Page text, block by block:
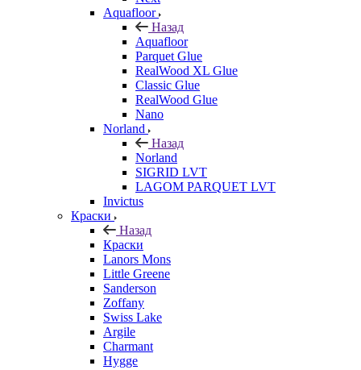
Aquafloor
Назад
Aquafloor
Parquet Glue
RealWood XL Glue
Classic Glue
RealWood Glue
Nano
Norland
Назад
Norland
SIGRID LVT
LAGOM PARQUET LVT
Invictus
Краски
Назад
Краски
Lanors Mons
Little Greene
Sanderson
Zoffany
Swiss Lake
Argile
Charmant
Hygge